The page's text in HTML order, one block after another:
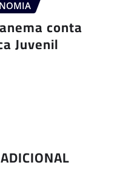
conta
Juvenil